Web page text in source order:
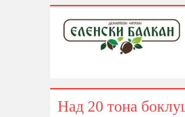
Над 20 тона